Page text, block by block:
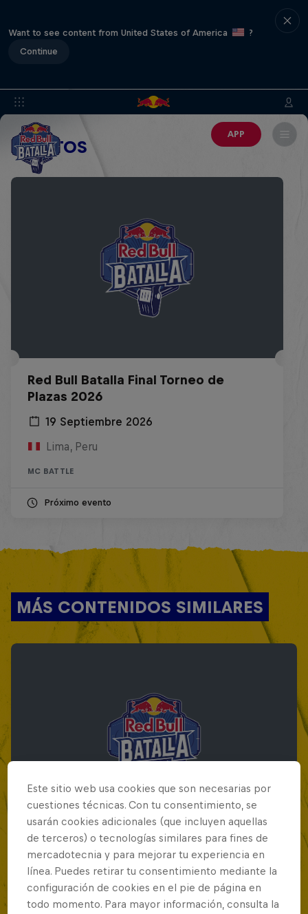
Want to see content from United States of America
?
Continue
APP
EVENTOS
Red Bull Batalla Final Torneo de
Plazas 2026
19 Septiembre 2026
Lima, Peru
MC BATTLE
Próximo evento
MÁS CONTENIDOS SIMILARES
Red Bull Batalla Final Torneo de Plazas
2026
19 Septiembre 2026
Este sitio web usa cookies que son necesarias por
cuestiones técnicas. Con tu consentimiento, se
usarán cookies adicionales (que incluyen aquellas
de terceros) o tecnologías similares para fines de
mercadotecnia y para mejorar tu experiencia en
línea. Puedes retirar tu consentimiento mediante la
configuración de cookies en el pie de página en
todo momento. Para mayor información, consulta la